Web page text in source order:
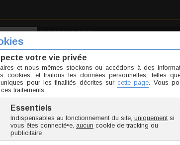
SLTC001-0.8/6/2
0.1 g
1.95 €
TTC l'unité